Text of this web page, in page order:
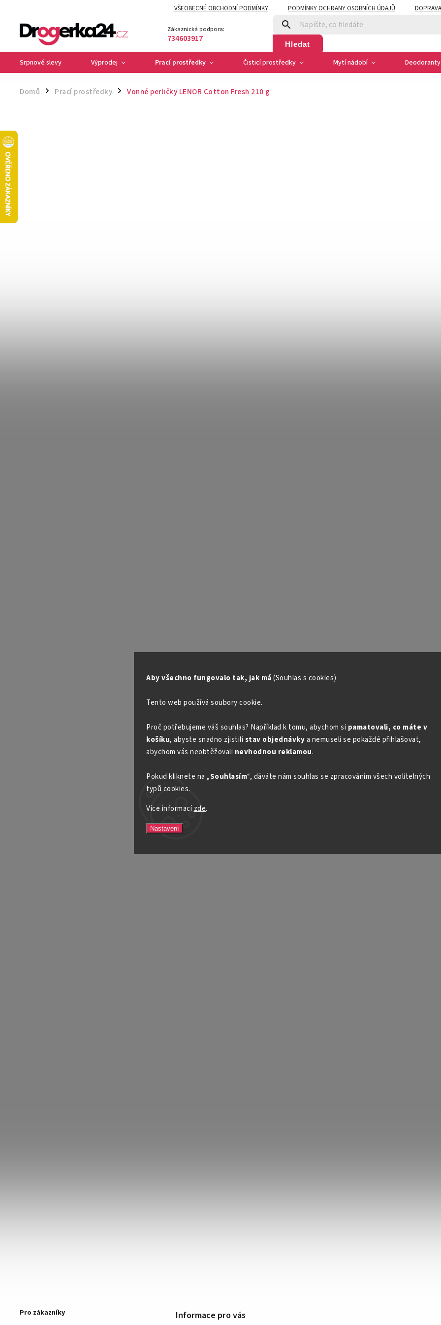
Aby všechno fungovalo tak, jak má(Souhlas s cookies)
Tento web používá soubory cookie.
Proč potřebujeme váš souhlas? Například k tomu, abychom si pamatovali, co máte v
košíku, abyste snadno zjistili stav objednávkya nemuseli se pokaždé přihlašovat,
abychom vás neobtěžovali nevhodnou reklamou.
Pokud kliknete na „Souhlasím“, dáváte nám souhlas se zpracováním všech volitelných
typů cookies.
Více informacízde.
Nastavení
VŠEOBECNÉ OBCHODNÍ PODMÍNKY PODMÍNKY OCHRANY OSOBNÍCH ÚDAJŮ
Zákaznická podpora:
734603917 Hledat
Srpnové slevy Výprodej Prací prostředky Čisticí prostředky Mytí nádobí
Domů / Prací prostředky / Vonné perličky LENOR Cotton Fresh 210 g
Pro zákazníky Informace pro vás